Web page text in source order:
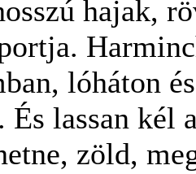
hajak,
lóháton
És lassan kél
zöld,